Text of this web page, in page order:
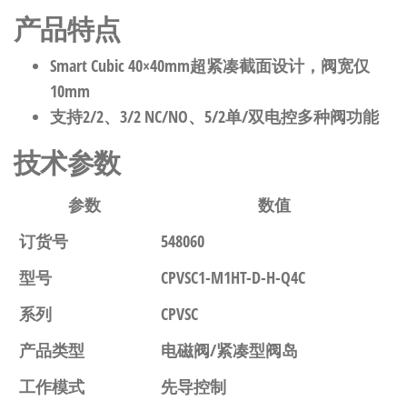
产品特点
Smart Cubic 40×40mm超紧凑截面设计，阀宽仅
10mm
支持2/2、3/2 NC/NO、5/2单/双电控多种阀功能
技术参数
参数
数值
订货号
548060
型号
CPVSC1-M1HT-D-H-Q4C
系列
CPVSC
产品类型
电磁阀/紧凑型阀岛
工作模式
先导控制